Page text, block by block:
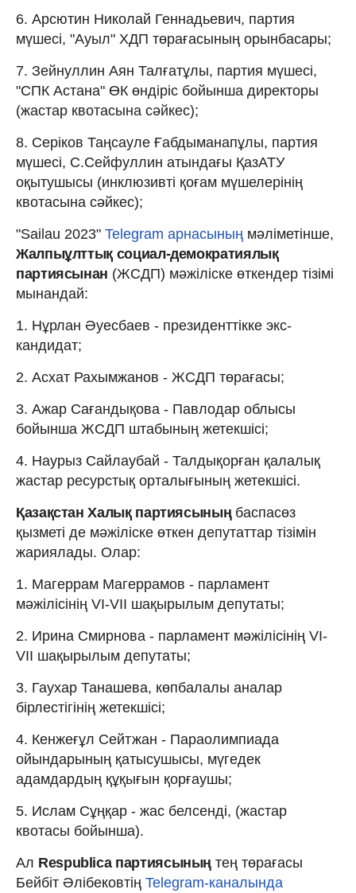
6. Арсютин Николай Геннадьевич, партия
мүшесі, "Ауыл" ХДП төрағасының орынбасары;
7. Зейнуллин Аян Талғатұлы, партия мүшесі,
"СПК Астана" ӨК өндіріс бойынша директоры
(жастар квотасына сәйкес);
8. Серіков Таңсауле Ғабдыманапұлы, партия
мүшесі, С.Сейфуллин атындағы ҚазАТУ
оқытушысы (инклюзивті қоғам мүшелерінің
квотасына сәйкес);
"Sailau 2023" Telegram арнасының мәліметінше,
Жалпыұлттық социал-демократиялық
партиясынан (ЖСДП) мәжіліске өткендер тізімі
мынандай:
1. Нұрлан Әуесбаев - президенттікке экс-
кандидат;
2. Асхат Рахымжанов - ЖСДП төрағасы;
3. Ажар Сағандықова - Павлодар облысы
бойынша ЖСДП штабының жетекшісі;
4. Наурыз Сайлаубай - Талдықорған қалалық
жастар ресурстық орталығының жетекшісі.
Қазақстан Халық партиясыныңбаспасөз
қызметі де мәжіліске өткен депутаттар тізімін
жариялады. Олар:
1. Магеррам Магеррамов - парламент
мәжілісінің VI-VII шақырылым депутаты;
2. Ирина Смирнова - парламент мәжілісінің VI-
VII шақырылым депутаты;
3. Гаухар Танашева, көпбалалы аналар
бірлестігінің жетекшісі;
4. Кенжеғұл Сейтжан - Параолимпиада
ойындарының қатысушысы, мүгедек
адамдардың құқығын қорғаушы;
5. Ислам Сұңқар - жас белсенді, (жастар
квотасы бойынша).
Ал Respublica партиясының тең төрағасы
Бейбіт Әлібековтің Telegram-каналында